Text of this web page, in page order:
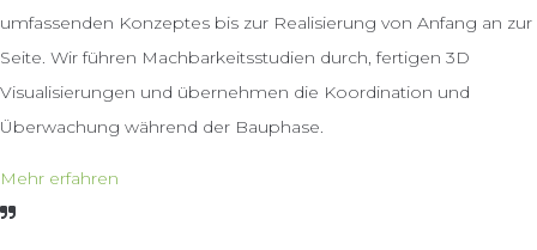
umfassenden Konzeptes bis zur Realisierung von Anfang an zur
Seite. Wir führen Machbarkeitsstudien durch, fertigen 3D
Visualisierungen und übernehmen die Koordination und
Überwachung während der Bauphase.
Mehr erfahren